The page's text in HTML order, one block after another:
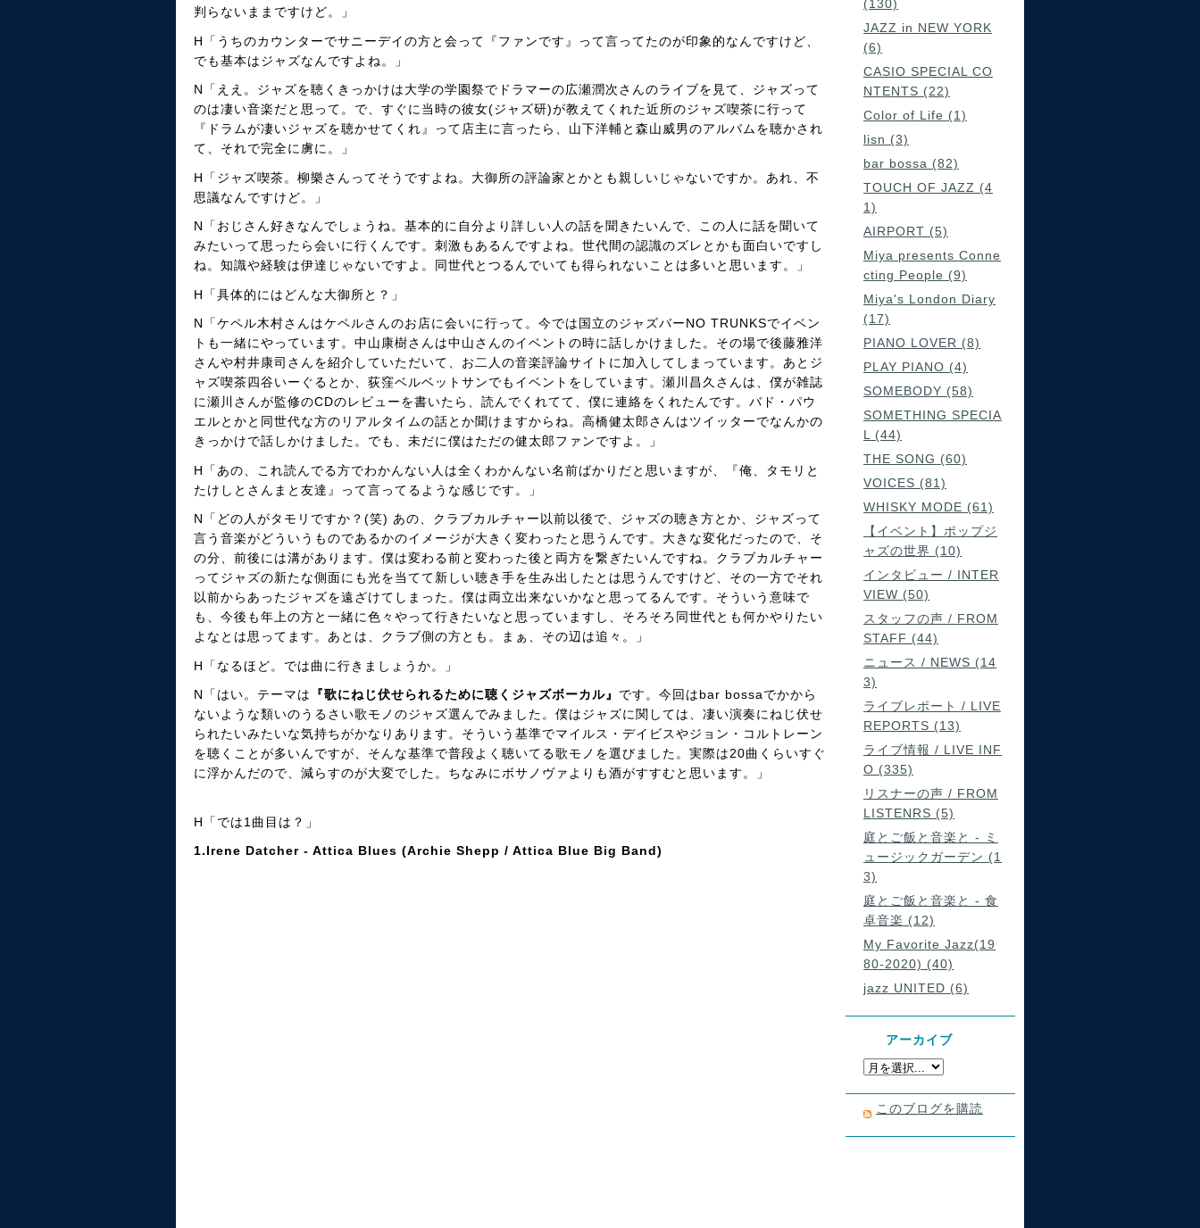
判らないままですけど。」
H「うちのカウンターでサニーデイの方と会って『ファンです』って言ってたのが印象的なんですけど、
でも基本はジャズなんですよね。」
N「ええ。ジャズを聴くきっかけは大学の学園祭でドラマーの広瀬潤次さんのライブを見て、ジャズって
のは凄い音楽だと思って。で、すぐに当時の彼女(ジャズ研)が教えてくれた近所のジャズ喫茶に行って
『ドラムが凄いジャズを聴かせてくれ』って店主に言ったら、山下洋輔と森山威男のアルバムを聴かされ
て、それで完全に虜に。」
H「ジャズ喫茶。柳樂さんってそうですよね。大御所の評論家とかとも親しいじゃないですか。あれ、不
思議なんですけど。」
N「おじさん好きなんでしょうね。基本的に自分より詳しい人の話を聞きたいんで、この人に話を聞いて
みたいって思ったら会いに行くんです。刺激もあるんですよね。世代間の認識のズレとかも面白いですし
ね。知識や経験は伊達じゃないですよ。同世代とつるんでいても得られないことは多いと思います。」
H「具体的にはどんな大御所と？」
N「ケペル木村さんはケペルさんのお店に会いに行って。今では国立のジャズバーNO TRUNKSでイベン
トも一緒にやっています。中山康樹さんは中山さんのイベントの時に話しかけました。その場で後藤雅洋
さんや村井康司さんを紹介していただいて、お二人の音楽評論サイトに加入してしまっています。あとジ
ャズ喫茶四谷いーぐるとか、荻窪ベルベットサンでもイベントをしています。瀬川昌久さんは、僕が雑誌
に瀬川さんが監修のCDのレビューを書いたら、読んでくれてて、僕に連絡をくれたんです。バド・パウ
エルとかと同世代な方のリアルタイムの話とか聞けますからね。高橋健太郎さんはツイッターでなんかの
きっかけで話しかけました。でも、未だに僕はただの健太郎ファンですよ。」
H「あの、これ読んでる方でわかんない人は全くわかんない名前ばかりだと思いますが、『俺、タモリと
たけしとさんまと友達』って言ってるような感じです。」
N「どの人がタモリですか？(笑) あの、クラブカルチャー以前以後で、ジャズの聴き方とか、ジャズって
言う音楽がどういうものであるかのイメージが大きく変わったと思うんです。大きな変化だったので、そ
の分、前後には溝があります。僕は変わる前と変わった後と両方を繋ぎたいんですね。クラブカルチャー
ってジャズの新たな側面にも光を当てて新しい聴き手を生み出したとは思うんですけど、その一方でそれ
以前からあったジャズを遠ざけてしまった。僕は両立出来ないかなと思ってるんです。そういう意味で
も、今後も年上の方と一緒に色々やって行きたいなと思っていますし、そろそろ同世代とも何かやりたい
よなとは思ってます。あとは、クラブ側の方とも。まぁ、その辺は追々。」
H「なるほど。では曲に行きましょうか。」
N「はい。テーマは 『歌にねじ伏せられるために聴くジャズボーカル』 です。今回はbar bossaでかから
ないような類いのうるさい歌モノのジャズ選んでみました。僕はジャズに関しては、凄い演奏にねじ伏せ
られたいみたいな気持ちがかなりあります。そういう基準でマイルス・デイビスやジョン・コルトレーン
を聴くことが多いんですが、そんな基準で普段よく聴いてる歌モノを選びました。実際は20曲くらいすぐ
に浮かんだので、減らすのが大変でした。ちなみにボサノヴァよりも酒がすすむと思います。」
H「では1曲目は？」
1.Irene Datcher - Attica Blues (Archie Shepp / Attica Blue Big Band)
(130)
JAZZ in NEW YORK
(6)
CASIO SPECIAL CO
NTENTS (22)
Color of Life (1)
lisn (3)
bar bossa (82)
TOUCH OF JAZZ (4
1)
AIRPORT (5)
Miya presents Conne
cting People (9)
Miya's London Diary
(17)
PIANO LOVER (8)
PLAY PIANO (4)
SOMEBODY (58)
SOMETHING SPECIA
L (44)
THE SONG (60)
VOICES (81)
WHISKY MODE (61)
【イベント】ポップジ
ャズの世界 (10)
インタビュー / INTER
VIEW (50)
スタッフの声 / FROM
STAFF (44)
ニュース / NEWS (14
3)
ライブレポート / LIVE
REPORTS (13)
ライブ情報 / LIVE INF
O (335)
リスナーの声 / FROM
LISTENRS (5)
庭とご飯と音楽と - ミ
ュージックガーデン (1
3)
庭とご飯と音楽と - 食
卓音楽 (12)
My Favorite Jazz(19
80-2020) (40)
jazz UNITED (6)
アーカイブ
このブログを購読